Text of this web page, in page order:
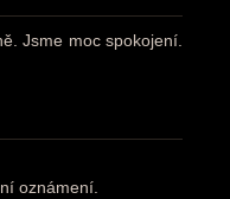
Jsme moc spokojení.
oznámení.